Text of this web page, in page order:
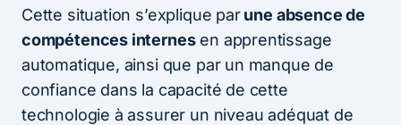
Cette situation s’explique parune absence de
compétences internesen apprentissage
automatique, ainsi que par un manque de
confiance dans la capacité de cette
technologie à assurer un niveau adéquat de